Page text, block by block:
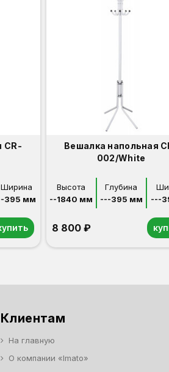
CR-
Ширина
395 мм
Вешалка напольная
002/White
Высота
--1840 мм
Глубина
---395 мм
---
8 800 ₽
Клиентам
На главную
О компании «Imato»